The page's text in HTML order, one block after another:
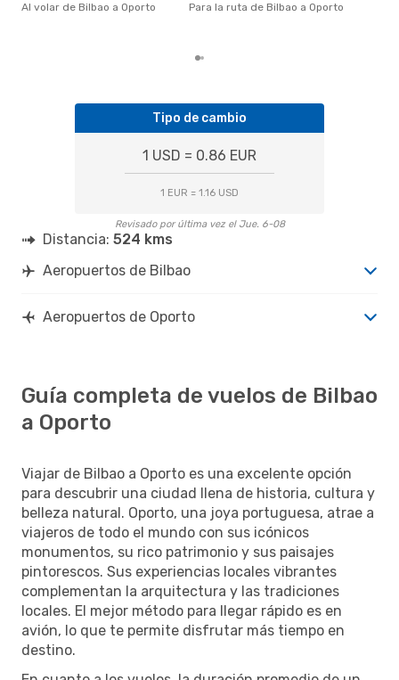
Al volar de Bilbao a Oporto Para la ruta de Bilbao a Oporto
Tipo de cambio
1 USD = 0.86 EUR
1 EUR = 1.16 USD
Revisado por última vez el Jue. 6-08
Distancia: 524 kms
Aeropuertos de Bilbao
Aeropuertos de Oporto
Guía completa de vuelos de Bilbao
a Oporto
Viajar de Bilbao a Oporto es una excelente opción
para descubrir una ciudad llena de historia, cultura y
belleza natural. Oporto, una joya portuguesa, atrae a
viajeros de todo el mundo con sus icónicos
monumentos, su rico patrimonio y sus paisajes
pintorescos. Sus experiencias locales vibrantes
complementan la arquitectura y las tradiciones
locales. El mejor método para llegar rápido es en
avión, lo que te permite disfrutar más tiempo en
destino.